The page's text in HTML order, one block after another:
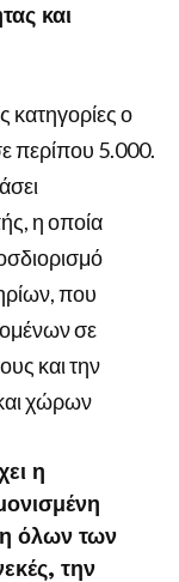
και
κατηγορίες ο
περίπου 5.000.
η οποία
που
σε
και την
χώρων
η
όλων των
την